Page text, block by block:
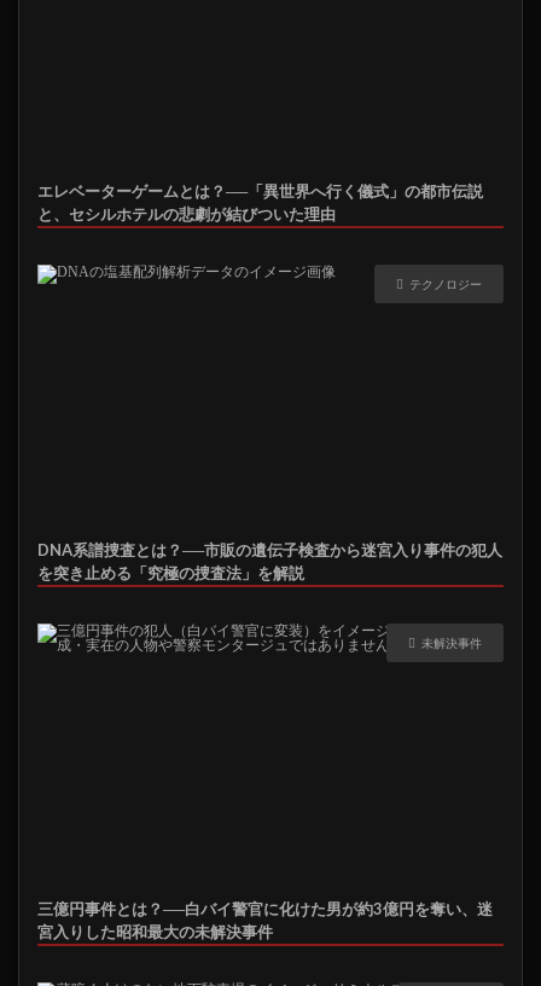
エレベーターゲームとは？──「異世界へ行く儀式」の都市伝説
と、セシルホテルの悲劇が結びついた理由
テクノロジー
DNA系譜捜査とは？──市販の遺伝子検査から迷宮入り事件の犯人
を突き止める「究極の捜査法」を解説
未解決事件
三億円事件とは？──白バイ警官に化けた男が約3億円を奪い、迷
宮入りした昭和最大の未解決事件